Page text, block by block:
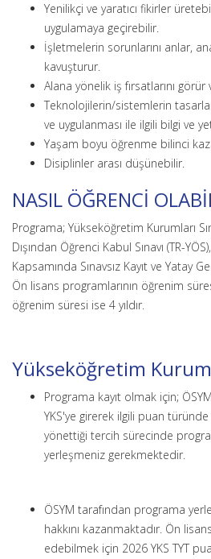
Yenilikçi ve yaratıcı fikirler
uygulamaya geçirebilir.
İşletmelerin sorunlarını anlar,
kavuşturur.
Alana yönelik iş fırsatlarını
Teknolojilerin/sistemlerin
ve uygulanması ile ilgili bilgi ve
Yaşam boyu öğrenme bilinci
Disiplinler arası düşünebilir.
NASIL ÖĞRENCİ
Programa; Yükseköğretim Kurumları
Dışından Öğrenci Kabul Sınavı (TR-
Kapsamında Sınavsız Kayıt ve Yatay
Ön lisans programlarının öğrenim
öğrenim süresi ise 4 yıldır.
Yükseköğretim
Programa kayıt olmak için;
YKS'ye girerek ilgili puan
yönettiği tercih sürecinde
yerleşmeniz gerekmektedir.
ÖSYM tarafından programa
hakkını kazanmaktadır. Ön
edebilmek için 2026 YKS TYT